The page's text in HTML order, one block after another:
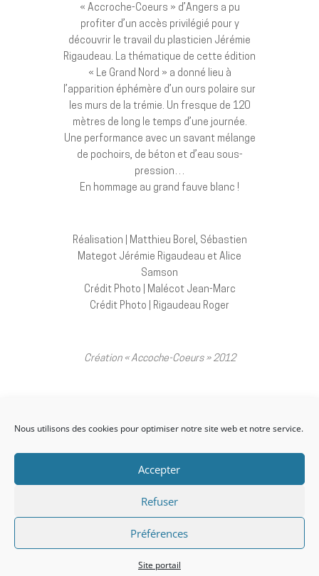
Nous utilisons des cookies pour optimiser notre site web et notre service.
Accepter
Refuser
Préférences
Site portail
« Accroche-Coeurs » d’Angers a pu
profiter d’un accès privilégié pour y
découvrir le travail du plasticien Jérémie
Rigaudeau. La thématique de cette édition
« Le Grand Nord » a donné lieu à
l’apparition éphémère d’un ours polaire sur
les murs de la trémie. Un fresque de 120
mètres de long le temps d’une journée.
Une performance avec un savant mélange
de pochoirs, de béton et d’eau sous-
pression…
En hommage au grand fauve blanc !
Réalisation | Matthieu Borel, Sébastien
Mategot Jérémie Rigaudeau et Alice
Samson
Crédit Photo | Malécot Jean-Marc
Crédit Photo | Rigaudeau Roger
Création « Accoche-Coeurs » 2012
Politique de confidentialité
Mentions légales
Conditions Générales de vente
Design deElegant Themes| Propulsé
parWordPress